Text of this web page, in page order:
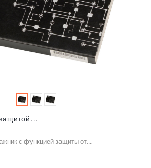
с функцией защиты от...